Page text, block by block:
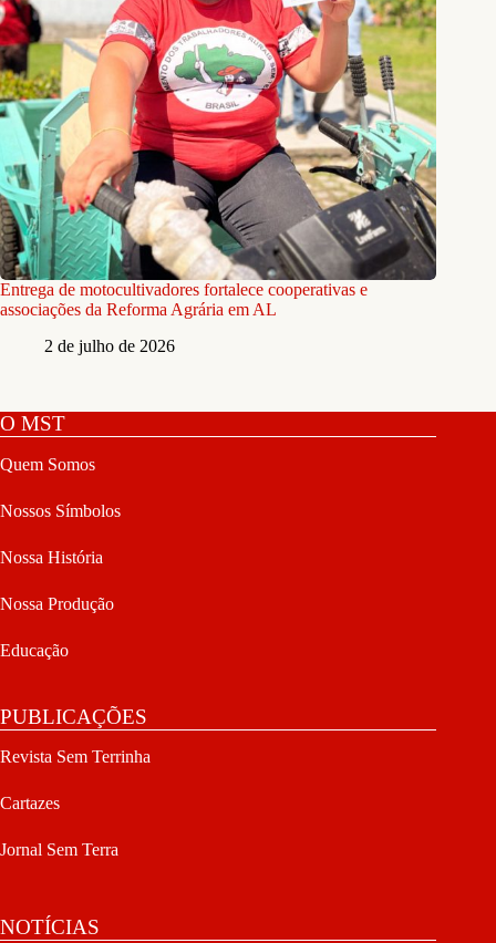
Entrega de motocultivadores fortalece cooperativas e
associações da Reforma Agrária em AL
2 de julho de 2026
O MST
Quem Somos
Nossos Símbolos
Nossa História
Nossa Produção
Educação
PUBLICAÇÕES
Revista Sem Terrinha
Cartazes
Jornal Sem Terra
NOTÍCIAS